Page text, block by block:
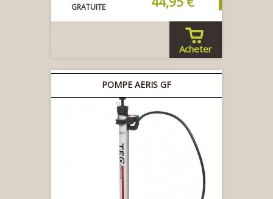
GRATUITE
Acheter
POMPE AERIS GF